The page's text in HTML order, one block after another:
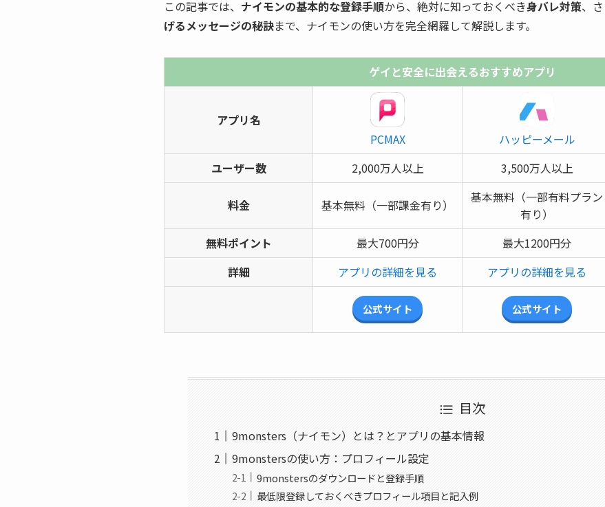
この記事では、 ナイモンの基本的な登録手順から、絶対に知っておくべき身バレ対策、
げるメッセージの秘訣まで、ナイモンの使い方を完全網羅して解説します。
ゲイと安全に出会えるおすすめアプリ
アプリ名
PCMAX
ハッピーメール
ユーザー数
2,000万人以上 3,500万人以上
料金 基本無料（一部課金有り）
基本無料（一部有料プラン
有り）
無料ポイント 最大700円分 最大1200円分
詳細
アプリの詳細を見る アプリの詳細を見る
公式サイト 公式サイト
目次
9monsters（ナイモン）とは？とアプリの基本情報
9monstersの使い方：プロフィール設定
9monstersのダウンロードと登録手順
最低限登録しておくべきプロフィール項目と記入例